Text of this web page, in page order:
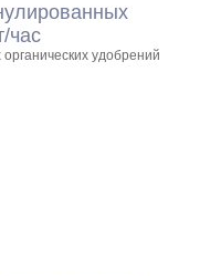
час
удобрений